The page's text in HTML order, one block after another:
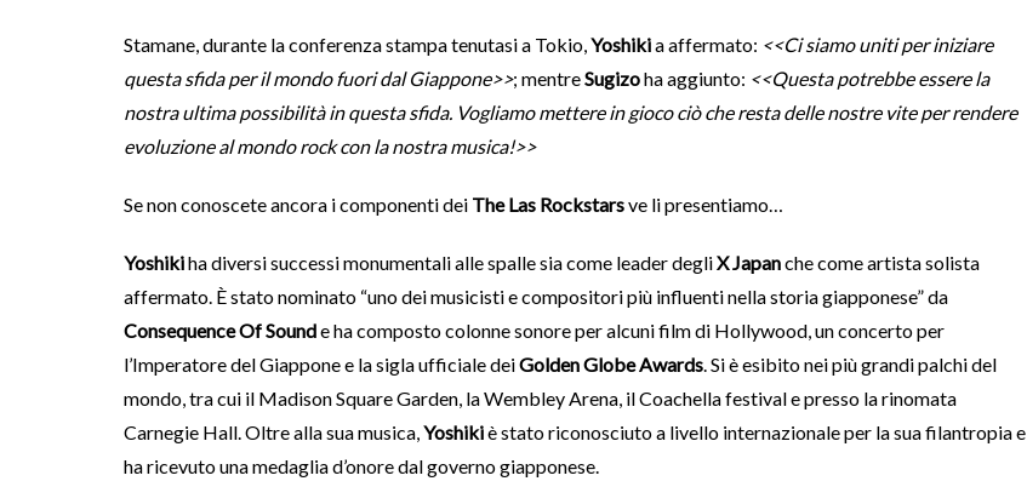
Stamane, durante la conferenza stampa tenutasi a Tokio,Yoshikia affermato: <<Ci siamo uniti per iniziare
questa sfida per il mondo fuori dal Giappone>>; mentreSugizoha aggiunto: <<Questa potrebbe essere la
nostra ultima possibilità in questa sfida. Vogliamo mettere in gioco ciò che resta delle nostre vite per rendere
evoluzione al mondo rock con la nostra musica!>>
Se non conoscete ancora i componenti dei The Las Rockstarsve li presentiamo…
Yoshikiha diversi successi monumentali alle spalle sia come leader degliX Japanche come artista solista
affermato. È stato nominato “uno dei musicisti e compositori più influenti nella storia giapponese” da
Consequence Of Sounde ha composto colonne sonore per alcuni film di Hollywood, un concerto per
l’Imperatore del Giappone e la sigla ufficiale deiGolden Globe Awards. Si è esibito nei più grandi palchi del
mondo, tra cui il Madison Square Garden, la Wembley Arena, il Coachella festival e presso la rinomata
Carnegie Hall. Oltre alla sua musica,Yoshikiè stato riconosciuto a livello internazionale per la sua filantropia e
ha ricevuto una medaglia d’onore dal governo giapponese.